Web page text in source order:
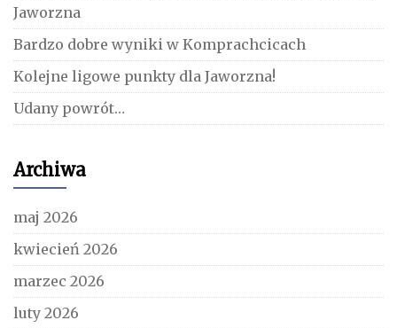
Jaworzna
Bardzo dobre wyniki w Komprachcicach
Kolejne ligowe punkty dla Jaworzna!
Udany powrót…
Archiwa
maj 2026
kwiecień 2026
marzec 2026
luty 2026